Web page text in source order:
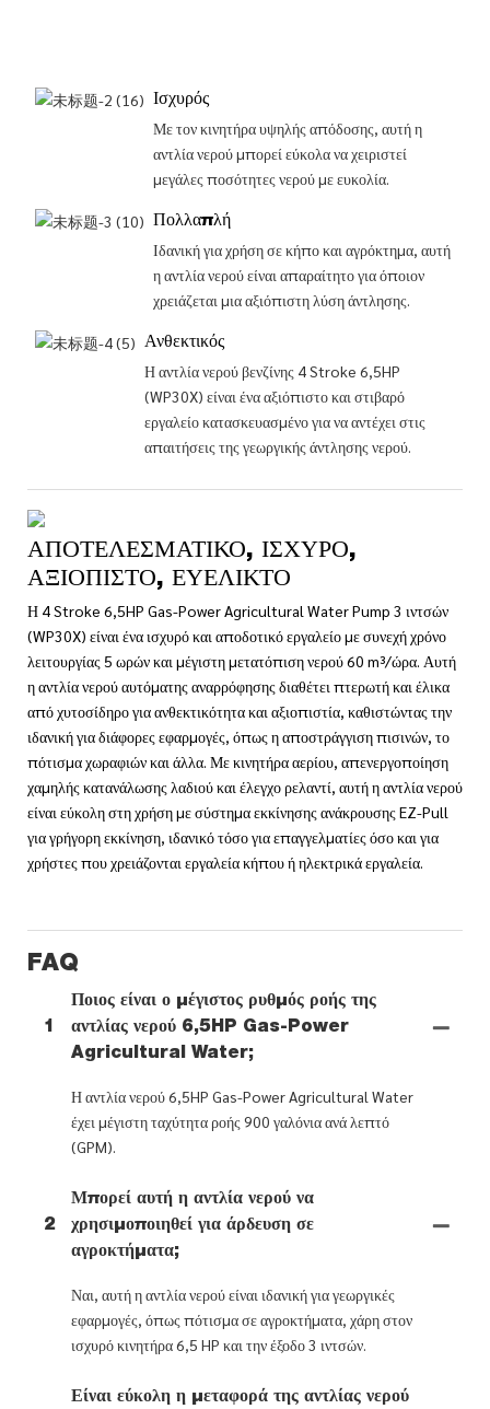
Ισχυρός
Με τον κινητήρα υψηλής απόδοσης, αυτή η
αντλία νερού μπορεί εύκολα να χειριστεί
μεγάλες ποσότητες νερού με ευκολία.
Πολλαπλή
Ιδανική για χρήση σε κήπο και αγρόκτημα, αυτή
η αντλία νερού είναι απαραίτητο για όποιον
χρειάζεται μια αξιόπιστη λύση άντλησης.
Ανθεκτικός
Η αντλία νερού βενζίνης 4 Stroke 6,5HP
(WP30X) είναι ένα αξιόπιστο και στιβαρό
εργαλείο κατασκευασμένο για να αντέχει στις
απαιτήσεις της γεωργικής άντλησης νερού.
ΑΠΟΤΕΛΕΣΜΑΤΙΚΌ, ΙΣΧΥΡΌ,
ΑΞΙΌΠΙΣΤΟ, ΕΥΈΛΙΚΤΟ
Η 4 Stroke 6,5HP Gas-Power Agricultural Water Pump 3 ιντσών
(WP30X) είναι ένα ισχυρό και αποδοτικό εργαλείο με συνεχή χρόνο
λειτουργίας 5 ωρών και μέγιστη μετατόπιση νερού 60 m³/ώρα. Αυτή
η αντλία νερού αυτόματης αναρρόφησης διαθέτει πτερωτή και έλικα
από χυτοσίδηρο για ανθεκτικότητα και αξιοπιστία, καθιστώντας την
ιδανική για διάφορες εφαρμογές, όπως η αποστράγγιση πισινών, το
πότισμα χωραφιών και άλλα. Με κινητήρα αερίου, απενεργοποίηση
χαμηλής κατανάλωσης λαδιού και έλεγχο ρελαντί, αυτή η αντλία νερού
είναι εύκολη στη χρήση με σύστημα εκκίνησης ανάκρουσης EZ-Pull
για γρήγορη εκκίνηση, ιδανικό τόσο για επαγγελματίες όσο και για
χρήστες που χρειάζονται εργαλεία κήπου ή ηλεκτρικά εργαλεία.
FAQ
1
Ποιος είναι ο μέγιστος ρυθμός ροής της
αντλίας νερού 6,5HP Gas-Power
Agricultural Water;
Η αντλία νερού 6,5HP Gas-Power Agricultural Water
έχει μέγιστη ταχύτητα ροής 900 γαλόνια ανά λεπτό
(GPM).
2
Μπορεί αυτή η αντλία νερού να
χρησιμοποιηθεί για άρδευση σε
αγροκτήματα;
Ναι, αυτή η αντλία νερού είναι ιδανική για γεωργικές
εφαρμογές, όπως πότισμα σε αγροκτήματα, χάρη στον
ισχυρό κινητήρα 6,5 HP και την έξοδο 3 ιντσών.
Είναι εύκολη η μεταφορά της αντλίας νερού